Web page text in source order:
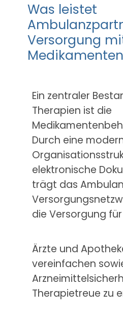
Was leistet
Versorgung
Ein zentraler
Therapien ist die
Durch eine
elektronische
trägt das
die Versorgung
Ärzte und
vereinfachen
Therapietreue zu